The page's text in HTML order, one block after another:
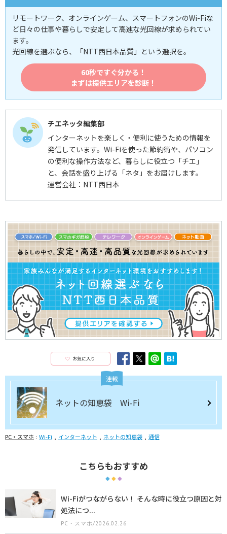
リモートワーク、オンラインゲーム、スマートフォンのWi-Fiな
ど日々の仕事や暮らしで安定して高速な光回線が求められてい
ます。
光回線を選ぶなら、「NTT西日本品質」という選択を。
60秒ですぐ分かる！
まずは提供エリアを診断！
チエネッタ編集部
インターネットを楽しく・便利に使うための情報を
発信しています。Wi-Fiを使った節約術や、パソコン
の便利な操作方法など、暮らしに役立つ「チエ」
と、会話を盛り上げる「ネタ」をお届けします。
運営会社：NTT西日本
お気に入り
連載
ネットの知恵袋 Wi-Fi
PC・スマホ Wi-Fi インターネット ネットの知恵袋 通信
こちらもおすすめ
Wi-Fiがつながらない！ そんな時に役立つ原因と対
処法につ...
PC・スマホ/2026.02.26